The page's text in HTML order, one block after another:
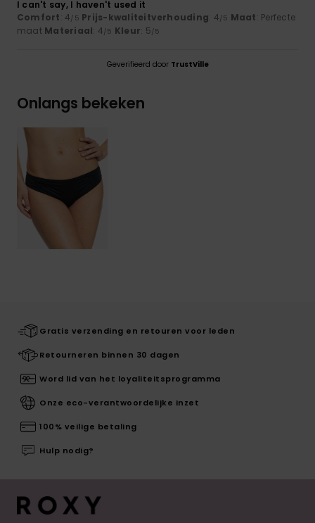
I can't say, I haven't used it
Comfort: 4/5 Prijs-kwaliteitverhouding: 4/5 Maat: Perfecte
maat Materiaal: 4/5 Kleur: 5/5
Geverifieerd door TrustVille
Onlangs bekeken
Gratis verzending en retouren voor leden
Retourneren binnen 30 dagen
Word lid van het loyaliteitsprogramma
Onze eco-verantwoordelijke inzet
100% veilige betaling
Hulp nodig?